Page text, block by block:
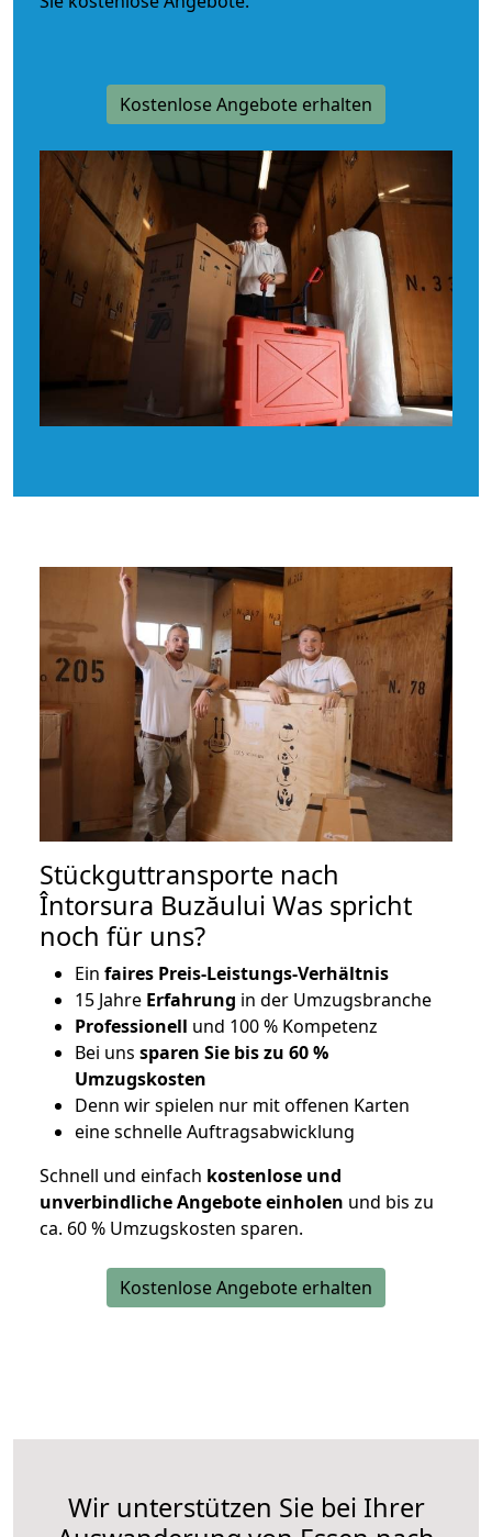
Kostenlose Angebote erhalten
Stückguttransporte nach
Întorsura Buzăului Was spricht
noch für uns?
Ein faires Preis-Leistungs-Verhältnis
15 Jahre Erfahrung in der Umzugsbranche
Professionell und 100 % Kompetenz
Bei uns sparen Sie bis zu 60 %
Umzugskosten
Denn wir spielen nur mit offenen Karten
eine schnelle Auftragsabwicklung
Schnell und einfach kostenlose und
unverbindliche Angebote einholen und bis zu
ca. 60 % Umzugskosten sparen.
Kostenlose Angebote erhalten
Wir unterstützen Sie bei Ihrer